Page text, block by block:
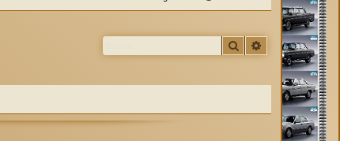
Buscar Búsqueda